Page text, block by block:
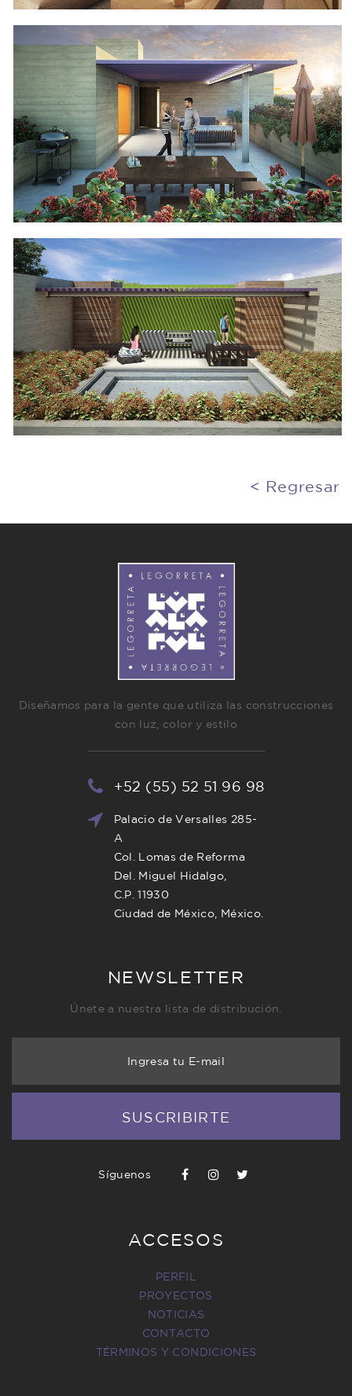
< Regresar
Diseñamos para la gente que utiliza las construcciones
con luz, color y estilo
+52 (55) 52 51 96 98
Palacio de Versalles 285-
A
Col. Lomas de Reforma
Del. Miguel Hidalgo,
C.P. 11930
Ciudad de México, México.
NEWSLETTER
Únete a nuestra lista de distribución.
Ingresa tu E-mail
SUSCRIBIRTE
Síguenos
ACCESOS
PERFIL
PROYECTOS
NOTICIAS
CONTACTO
TÉRMINOS Y CONDICIONES